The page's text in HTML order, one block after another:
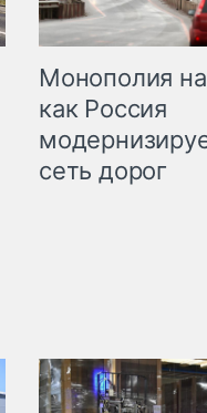
Монополия
как Россия
сеть дорог